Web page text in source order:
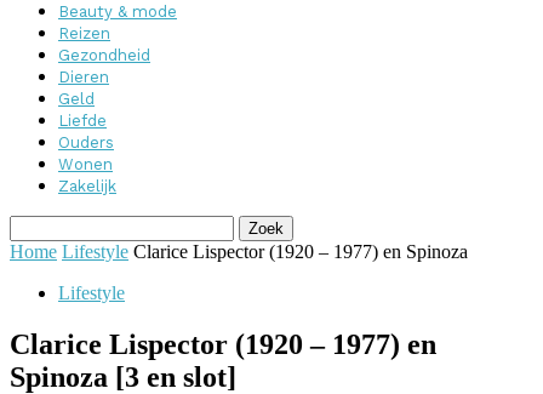
Beauty & mode
Reizen
Gezondheid
Dieren
Geld
Liefde
Ouders
Wonen
Zakelijk
Home Lifestyle Clarice Lispector (1920 – 1977) en Spinoza
Lifestyle
Clarice Lispector (1920 – 1977) en
Spinoza [3 en slot]